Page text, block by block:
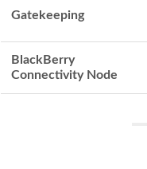
Gatekeeping
BlackBerry
Connectivity Node